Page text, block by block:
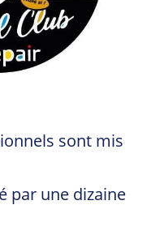
sont mis
par une dizaine